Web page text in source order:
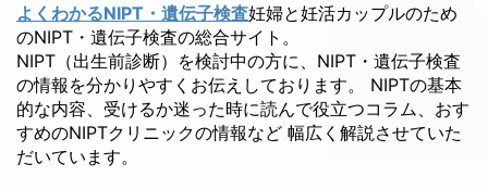
よくわかるNIPT・遺伝子検査妊婦と妊活カップルのため
のNIPT・遺伝子検査の総合サイト。
NIPT（出生前診断）を検討中の方に、NIPT・遺伝子検査
の情報を分かりやすくお伝えしております。 NIPTの基本
的な内容、受けるか迷った時に読んで役立つコラム、おす
すめのNIPTクリニックの情報など 幅広く解説させていた
だいています。